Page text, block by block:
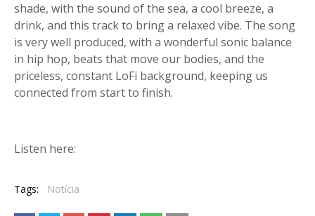
shade, with the sound of the sea, a cool breeze, a
drink, and this track to bring a relaxed vibe. The song
is very well produced, with a wonderful sonic balance
in hip hop, beats that move our bodies, and the
priceless, constant LoFi background, keeping us
connected from start to finish.
Listen here:
Tags: Notícia